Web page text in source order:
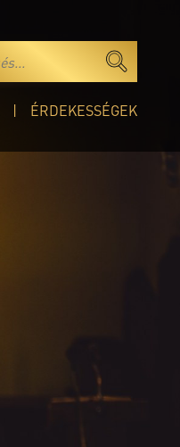
ÉRDEKESSÉGEK